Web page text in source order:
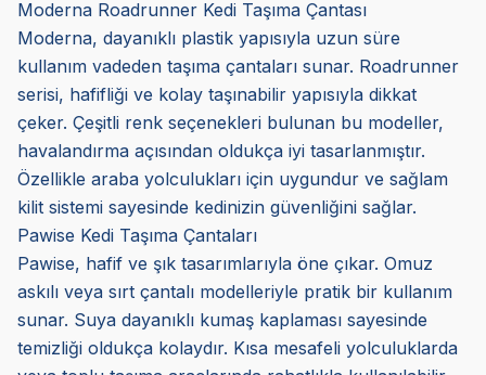
Moderna Roadrunner Kedi Taşıma Çantası
Moderna, dayanıklı plastik yapısıyla uzun süre
kullanım vadeden taşıma çantaları sunar. Roadrunner
serisi, hafifliği ve kolay taşınabilir yapısıyla dikkat
çeker. Çeşitli renk seçenekleri bulunan bu modeller,
havalandırma açısından oldukça iyi tasarlanmıştır.
Özellikle araba yolculukları için uygundur ve sağlam
kilit sistemi sayesinde kedinizin güvenliğini sağlar.
Pawise Kedi Taşıma Çantaları
Pawise, hafif ve şık tasarımlarıyla öne çıkar. Omuz
askılı veya sırt çantalı modelleriyle pratik bir kullanım
sunar. Suya dayanıklı kumaş kaplaması sayesinde
temizliği oldukça kolaydır. Kısa mesafeli yolculuklarda